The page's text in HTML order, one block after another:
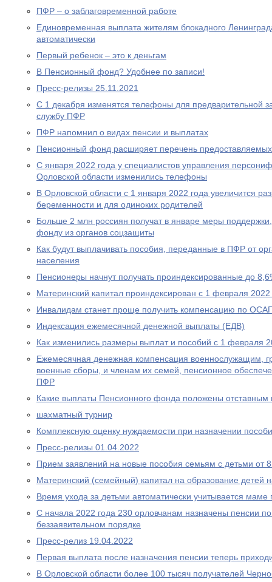
ПФР – о заблаговременной работе
Единовременная выплата жителям блокадного
автоматически
Первый ребенок – это к деньгам
В Пенсионный фонд? Удобнее по записи!
Пресс-релизы 25.11.2021
С 1 декабря изменятся телефоны для предварительной
службу ПФР
ПФР напомнил о видах пенсии и выплатах
Пенсионный фонд расширяет перечень
С января 2022 года у специалистов управления
Орловской области изменились телефоны
В Орловской области с 1 января 2022 года увеличится
беременности и для одиноких родителей
Больше 2 млн россиян получат в январе меры
фонду из органов соцзащиты
Как будут выплачивать пособия, переданные в ПФР от
населения
Пенсионеры начнут получать проиндексированные до
Материнский капитал проиндексирован с 1 февраля 2022
Инвалидам станет проще получить компенсацию по
Индексация ежемесячной денежной выплаты (ЕДВ)
Как изменились размеры выплат и пособий с 1 февраля
Ежемесячная денежная компенсация военнослужащим,
военные сборы, и членам их семей, пенсионное
ПФР
Какие выплаты Пенсионного фонда положены
шахматный турнир
Комплексную оценку нуждаемости при назначении
Пресс-релизы 01.04.2022
Прием заявлений на новые пособия семьям с детьми от
Материнский (семейный) капитал на образование детей
Время ухода за детьми автоматически учитывается
С начала 2022 года 230 орловчанам назначены пенсии
беззаявительном порядке
Пресс-релиз 19.04.2022
Первая выплата после назначения пенсии теперь
В Орловской области более 100 тысяч получателей